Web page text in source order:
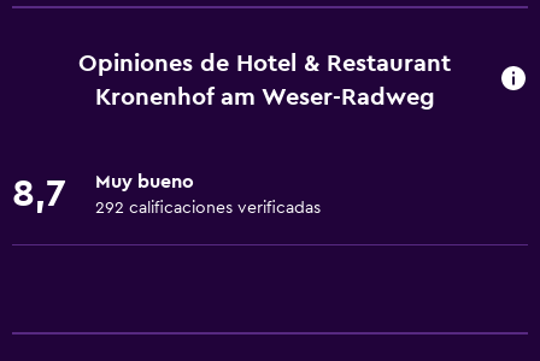
Unidad accesible para personas en silla de ruedas
Mascotas permitidas bajo consulta (pueden aplicar cargos
Ascensor
Opiniones de Hotel & Restaurant
Kronenhof am Weser-Radweg
8,7 Muy bueno
292 calificaciones verificadas